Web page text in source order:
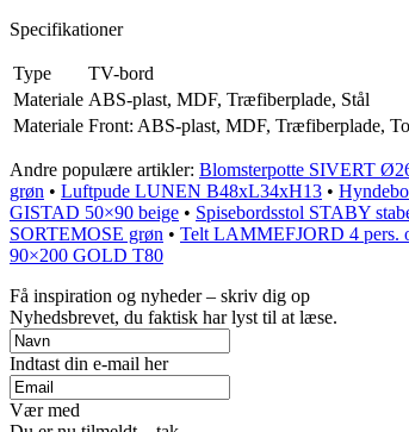
Specifikationer
Type
TV-bord
Materiale ABS-plast, MDF, Træfiberplade, Stål
Materiale Front: ABS-plast, MDF, Træfiberplade,
Andre populære artikler: Blomsterpotte SIVERT
grøn • Luftpude LUNEN B48xL34xH13 •
GISTAD 50×90 beige • Spisebordsstol STABY
SORTEMOSE grøn • Telt LAMMEFJORD 4 pers.
90×200 GOLD T80
Få inspiration og nyheder – skriv dig op
Nyhedsbrevet, du faktisk har lyst til at læse.
Indtast din e-mail her
Vær med